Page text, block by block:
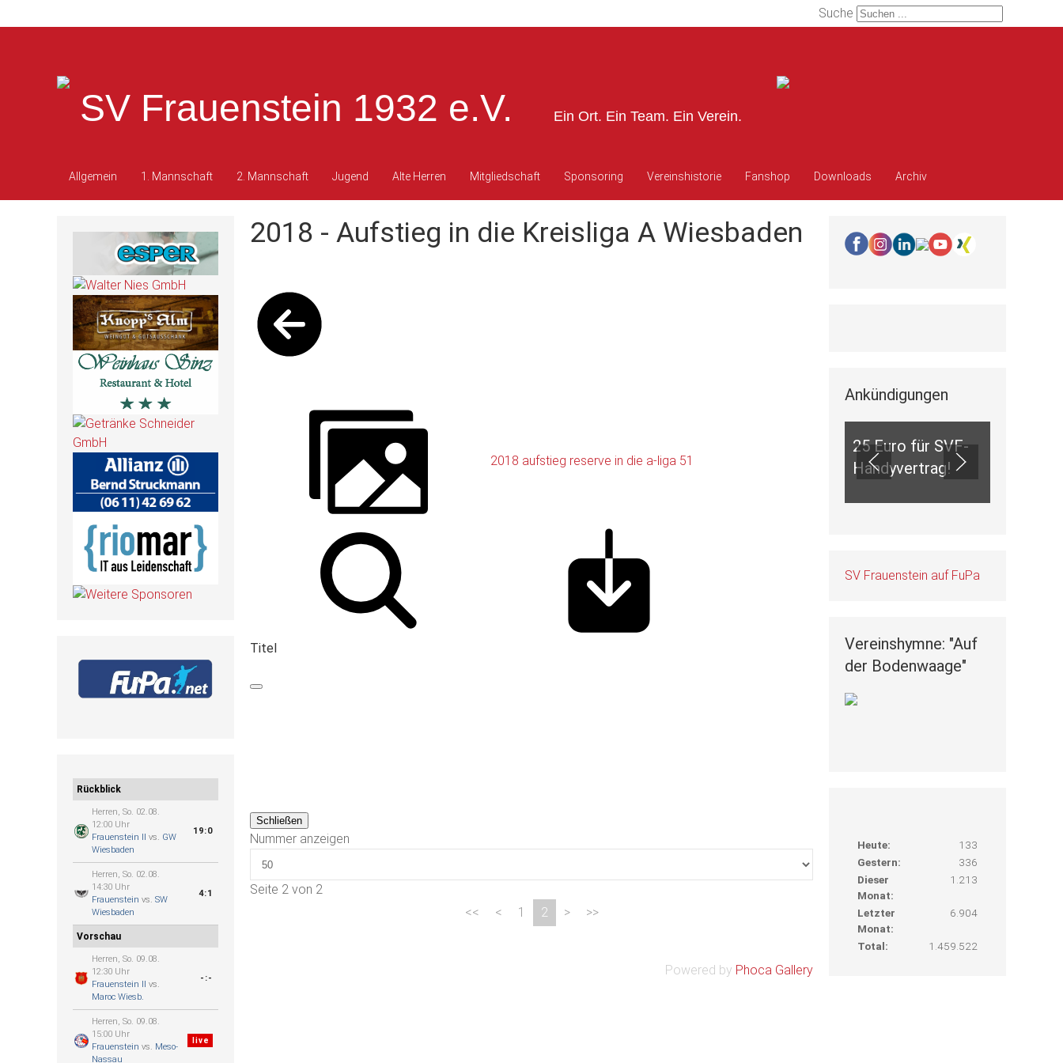
Suche
SV Frauenstein 1932 e.V. Ein Ort. Ein Team. Ein Verein.
Allgemein 1. Mannschaft 2. Mannschaft Jugend Alte Herren Mitgliedschaft Sponsoring Vereinshistorie Fanshop Downloads Archiv
Rückblick
Herren, So. 02.08.
12:00 Uhr
Frauenstein II vs. GW
Wiesbaden
19:0
Herren, So. 02.08.
14:30 Uhr
Frauenstein vs. SW
Wiesbaden
4:1
Vorschau
Herren, So. 09.08.
12:30 Uhr
Frauenstein II vs.
Maroc Wiesb.
-:-
Herren, So. 09.08.
15:00 Uhr
Frauenstein vs. Meso-
Nassau
live
2018 - Aufstieg in die Kreisliga A Wiesbaden
2018 aufstieg reserve in die a-liga 51
Titel
Schließen
Nummer anzeigen
Seite 2 von 2
1
2
Powered by Phoca Gallery
Ankündigungen
ANKÜNDIGUNGEN
25 Euro für SVF-
Handyvertrag!
SV Frauenstein auf FuPa
Vereinshymne: "Auf
der Bodenwaage"
Heute:
133
Gestern:
336
Dieser
Monat:
1.213
Letzter
Monat:
6.904
Total: 1.459.522